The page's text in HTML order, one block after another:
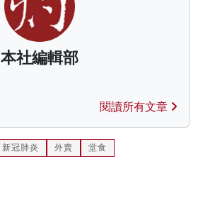
本社編輯部
閱讀所有文章
新冠肺炎 外賣 堂食